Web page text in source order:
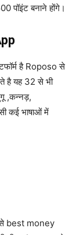
पॉइंट बनाने होंगे।
है Roposo से
है यह 32 से भी
,कन्नड़,
कई भाषाओं में
best money